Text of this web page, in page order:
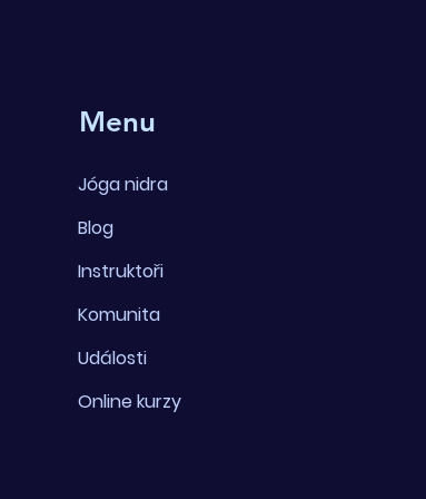
Menu
Jóga nidra
Blog
Instruktoři
Komunita
Události
Online kurzy